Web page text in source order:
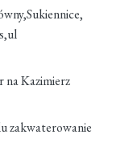
na Kazimierz
zakwaterowanie